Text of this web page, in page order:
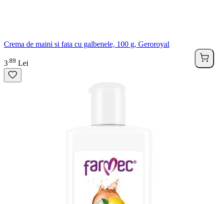
Crema de maini si fata cu galbenele, 100 g, Geroroyal
3 89 Lei